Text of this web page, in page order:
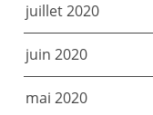
juillet 2020
juin 2020
mai 2020